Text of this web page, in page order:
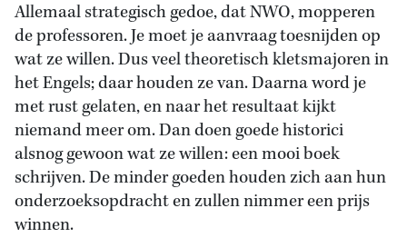
Allemaal strategisch gedoe, dat NWO, mopperen
de professoren. Je moet je aanvraag toesnijden op
wat ze willen. Dus veel theoretisch kletsmajoren in
het Engels; daar houden ze van. Daarna word je
met rust gelaten, en naar het resultaat kijkt
niemand meer om. Dan doen goede historici
alsnog gewoon wat ze willen: een mooi boek
schrijven. De minder goeden houden zich aan hun
onderzoeksopdracht en zullen nimmer een prijs
winnen.